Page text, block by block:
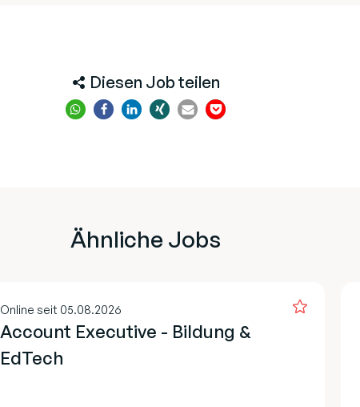
Diesen Job teilen
Ähnliche Jobs
Online seit 05.08.2026
Account Executive - Bildung &
EdTech